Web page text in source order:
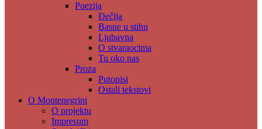
Poezija
Đečija
Basne u stihu
Ljubavna
O stvaraocima
Tu oko nas
Proza
Putopisi
Ostali tekstovi
O Montenegrini
O projektu
Impresum